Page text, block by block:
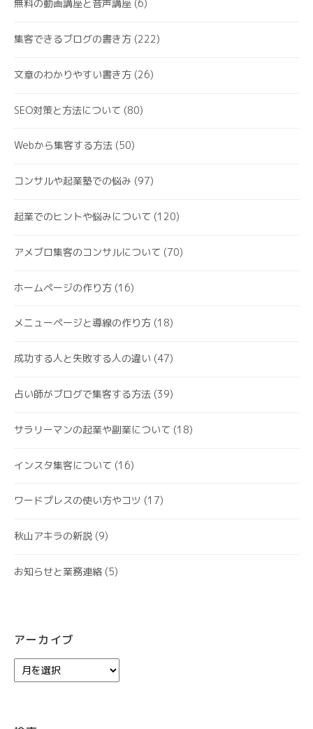
無料の動画講座と音声講座 (6)
集客できるブログの書き方 (222)
文章のわかりやすい書き方 (26)
SEO対策と方法について (80)
Webから集客する方法 (50)
コンサルや起業塾での悩み (97)
起業でのヒントや悩みについて (120)
アメブロ集客のコンサルについて (70)
ホームページの作り方 (16)
メニューページと導線の作り方 (18)
成功する人と失敗する人の違い (47)
占い師がブログで集客する方法 (39)
サラリーマンの起業や副業について (18)
インスタ集客について (16)
ワードプレスの使い方やコツ (17)
秋山アキラの新説 (9)
お知らせと業務連絡 (5)
アーカイブ
ー